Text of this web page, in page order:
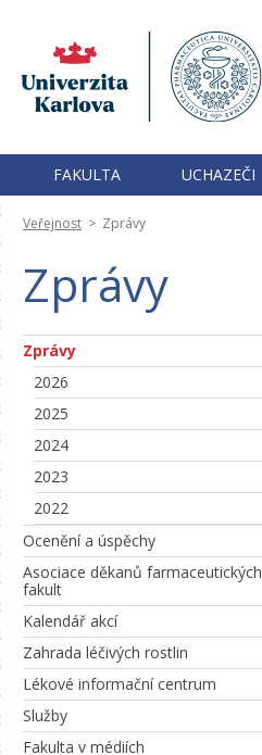
FAKULTA UCHAZEČI
Veřejnost > Zprávy
Zprávy
Zprávy
2026
2025
2024
2023
2022
Ocenění a úspěchy
Asociace děkanů farmaceutických
fakult
Kalendář akcí
Zahrada léčivých rostlin
Lékové informační centrum
Služby
Fakulta v médiích